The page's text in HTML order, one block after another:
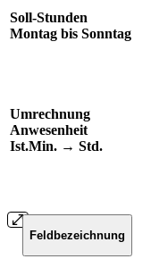
Soll-Stunden
Montag bis Sonntag
Umrechnung
Anwesenheit
Ist.Min. → Std.
Feldbezeichnung